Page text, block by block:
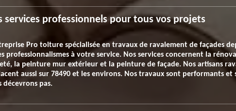
services professionnels pour tous vos projets
Pro toiture spécialisée en travaux de ravalement de façades
professionnalismes à votre service. Nos services concernent la
la peinture mur extérieur et la peinture de façade. Nos artisans
aussi sur 78490 et les environs. Nos travaux sont performants et
décevrons pas.